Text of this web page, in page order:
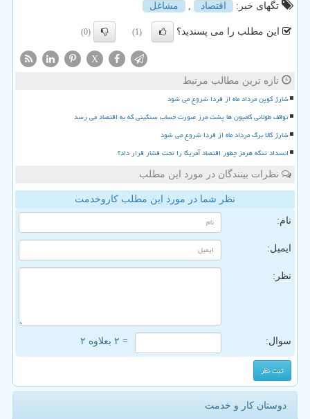
تگهای خبر:
اقتصاد , مشاغل
این مطلب را می پسندید؟ (1)
(0)
X
تازه ترین مطالب مرتبط
شارژ کوپن مرداد ماه از فردا شروع می شود
توقف طولانی کامیون ها پشت مرز صورت حساب سنگینی که به اقتصاد می رسد
شارژ کالا برگ مرداد ماه از فردا شروع می شود
انسداد تنگه هرمز چطور اقتصاد آمریکا را تحت فشار قرار داد؟
نظرات بینندگان در مورد این مطلب
نظر شما در مورد این مطلب کاروخدمت
نام:
ایمیل:
نظر:
سوال: = ۲ بعلاوه ۲
دوستان کار و خدمت